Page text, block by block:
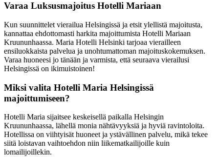
Varaa Luksusmajoitus Hotelli Mariaan
Kun suunnittelet vierailua Helsingissä ja etsit ylellistä majoitusta,
kannattaa ehdottomasti harkita majoittumista Hotelli Mariaan
Kruununhaassa. Maria Hotelli Helsinki tarjoaa vierailleen
ensiluokkaista palvelua ja unohtumattoman majoituskokemuksen.
Varaa huoneesi jo tänään ja varmista, että seuraava vierailusi
Helsingissä on ikimuistoinen!
Miksi valita Hotelli Maria Helsingissä
majoittumiseen?
Hotelli Maria sijaitsee keskeisellä paikalla Helsingin
Kruununhaassa, lähellä monia nähtävyyksiä ja hyviä ravintoloita.
Hotellissa on viihtyisät huoneet ja ystävällinen palvelu, mikä tekee
siitä loistavan vaihtoehdon niin liikematkailijoille kuin
lomailijoillekin.